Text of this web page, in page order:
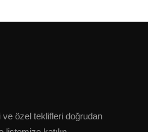
özel teklifleri doğrudan